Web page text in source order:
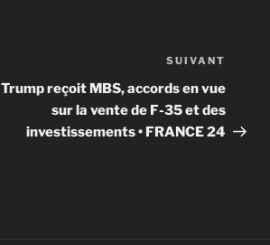
suivant
SUIVANT
Trump reçoit MBS, accords en vue
sur la vente de F-35 et des
investissements • FRANCE 24